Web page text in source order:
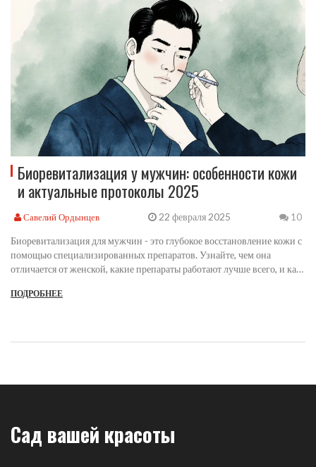
Биоревитализация у мужчин: особенности кожи
и актуальные протоколы 2025
Савелий Ордынцев 22 февраля 2025 10
Биоревитализация для мужчин - это глубокое восстановление кожи с
помощью специализированных препаратов. Узнайте, чем она
отличается от женской, какие препараты работают лучше всего, и как
ПОДРОБНЕЕ
Сад вашей красоты